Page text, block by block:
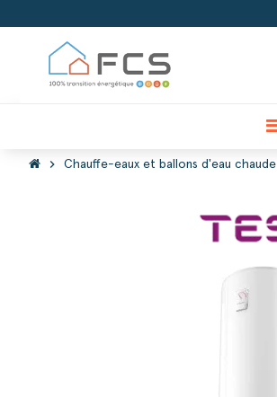
chevron_right Chauffe-eaux et ballons d'eau chaude